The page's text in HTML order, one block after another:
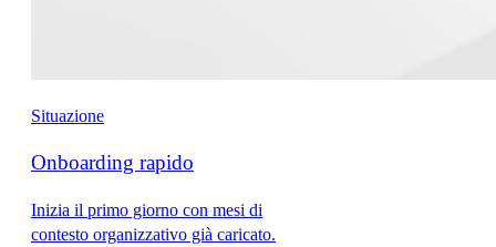
Situazione
Onboarding rapido
Inizia il primo giorno con mesi di
contesto organizzativo già caricato.